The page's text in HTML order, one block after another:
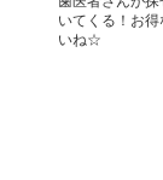
いてくる！お
いね☆